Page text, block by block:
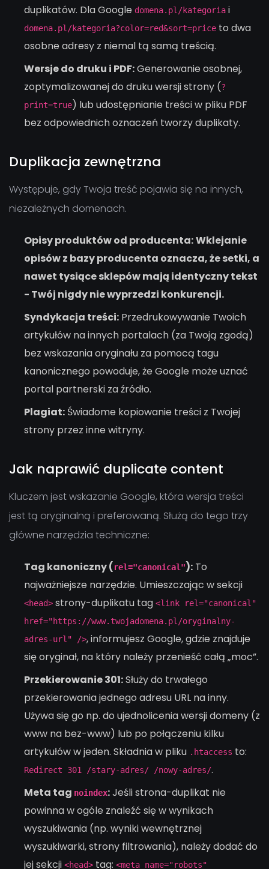
duplikatów. Dla Google domena.pl/kategoria i
domena.pl/kategoria?color=red&sort=price to dwa
osobne adresy z niemal tą samą treścią.
Wersje do druku i PDF:Generowanie osobnej,
zoptymalizowanej do druku wersji strony (?
print=true) lub udostępnianie treści w pliku PDF
bez odpowiednich oznaczeń tworzy duplikaty.
Duplikacja zewnętrzna
Występuje, gdy Twoja treść pojawia się na innych,
niezależnych domenach.
Opisy produktów od producenta:Wklejanie
opisów z bazy producenta oznacza, że setki, a
nawet tysiące sklepów mają identyczny tekst
- Twój nigdy nie wyprzedzi konkurencji.
Syndykacja treści: Przedrukowywanie Twoich
artykułów na innych portalach (za Twoją zgodą)
bez wskazania oryginału za pomocą tagu
kanonicznego powoduje, że Google może uznać
portal partnerski za źródło.
Plagiat: Świadome kopiowanie treści z Twojej
strony przez inne witryny.
Jak naprawić duplicate content
Kluczem jest wskazanie Google, która wersja treści
jest tą oryginalną i preferowaną. Służą do tego trzy
główne narzędzia techniczne:
Tag kanoniczny (rel="canonical"): To
najważniejsze narzędzie. Umieszczając w sekcji
<head> strony-duplikatu tag <link rel="canonical"
href="https://www.twojadomena.pl/oryginalny-
adres-url" />, informujesz Google, gdzie znajduje
się oryginał, na który należy przenieść całą „moc”.
Przekierowanie 301:Służy do trwałego
przekierowania jednego adresu URL na inny.
Używa się go np. do ujednolicenia wersji domeny (z
www na bez-www) lub po połączeniu kilku
artykułów w jeden. Składnia w pliku .htaccess to:
Redirect 301 /stary-adres/ /nowy-adres/.
Meta tag noindex:Jeśli strona-duplikat nie
powinna w ogóle znaleźć się w wynikach
wyszukiwania (np. wyniki wewnętrznej
wyszukiwarki, strony filtrowania), należy dodać do
jej sekcji <head> tag: <meta name="robots"